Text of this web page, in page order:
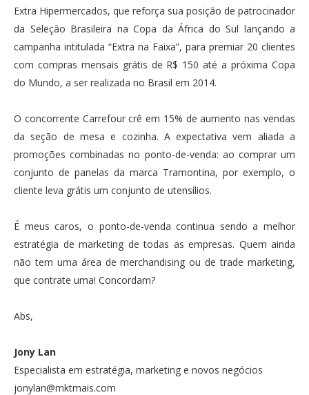
Extra Hipermercados, que reforça sua posição de patrocinador
da Seleção Brasileira na Copa da África do Sul lançando a
campanha intitulada “Extra na Faixa”, para premiar 20 clientes
com compras mensais grátis de R$ 150 até a próxima Copa
do Mundo, a ser realizada no Brasil em 2014.
O concorrente Carrefour crê em 15% de aumento nas vendas
da seção de mesa e cozinha. A expectativa vem aliada a
promoções combinadas no ponto-de-venda: ao comprar um
conjunto de panelas da marca Tramontina, por exemplo, o
cliente leva grátis um conjunto de utensílios.
É meus caros, o ponto-de-venda continua sendo a melhor
estratégia de marketing de todas as empresas. Quem ainda
não tem uma área de merchandising ou de trade marketing,
que contrate uma! Concordam?
Abs,
Jony Lan
Especialista em estratégia, marketing e novos negócios
jonylan@mktmais.com